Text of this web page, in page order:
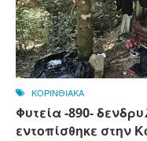
ΚΟΡΙΝΘΙΑΚΑ
Φυτεία -890-
εντοπίσθηκε στην